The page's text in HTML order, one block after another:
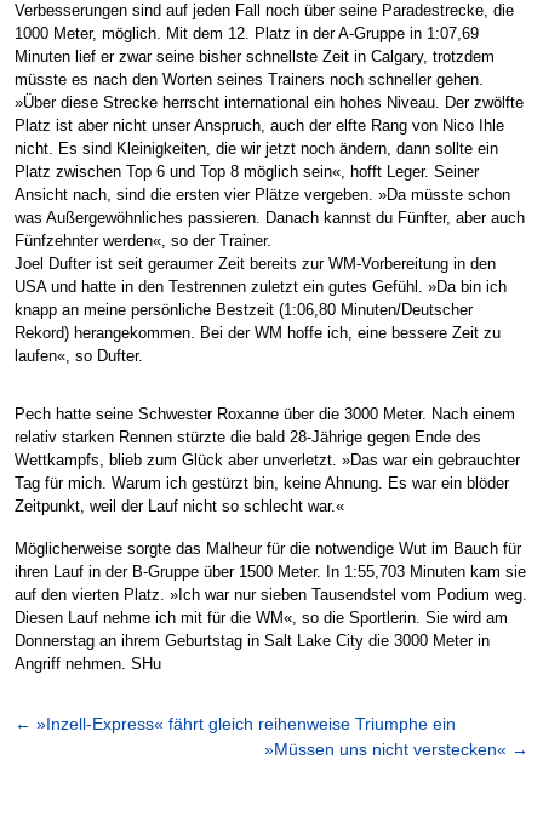
Verbesserungen sind auf jeden Fall noch über seine Paradestrecke, die
1000 Meter, möglich. Mit dem 12. Platz in der A-Gruppe in 1:07,69
Minuten lief er zwar seine bisher schnellste Zeit in Calgary, trotzdem
müsste es nach den Worten seines Trainers noch schneller gehen.
»Über diese Strecke herrscht international ein hohes Niveau. Der zwölfte
Platz ist aber nicht unser Anspruch, auch der elfte Rang von Nico Ihle
nicht. Es sind Kleinigkeiten, die wir jetzt noch ändern, dann sollte ein
Platz zwischen Top 6 und Top 8 möglich sein«, hofft Leger. Seiner
Ansicht nach, sind die ersten vier Plätze vergeben. »Da müsste schon
was Außergewöhnliches passieren. Danach kannst du Fünfter, aber auch
Fünfzehnter werden«, so der Trainer.
Joel Dufter ist seit geraumer Zeit bereits zur WM-Vorbereitung in den
USA und hatte in den Testrennen zuletzt ein gutes Gefühl. »Da bin ich
knapp an meine persönliche Bestzeit (1:06,80 Minuten/Deutscher
Rekord) herangekommen. Bei der WM hoffe ich, eine bessere Zeit zu
laufen«, so Dufter.
Pech hatte seine Schwester Roxanne über die 3000 Meter. Nach einem
relativ starken Rennen stürzte die bald 28-Jährige gegen Ende des
Wettkampfs, blieb zum Glück aber unverletzt. »Das war ein gebrauchter
Tag für mich. Warum ich gestürzt bin, keine Ahnung. Es war ein blöder
Zeitpunkt, weil der Lauf nicht so schlecht war.«
Möglicherweise sorgte das Malheur für die notwendige Wut im Bauch für
ihren Lauf in der B-Gruppe über 1500 Meter. In 1:55,703 Minuten kam sie
auf den vierten Platz. »Ich war nur sieben Tausendstel vom Podium weg.
Diesen Lauf nehme ich mit für die WM«, so die Sportlerin. Sie wird am
Donnerstag an ihrem Geburtstag in Salt Lake City die 3000 Meter in
Angriff nehmen. SHu
← »Inzell-Express« fährt gleich reihenweise Triumphe ein
»Müssen uns nicht verstecken« →